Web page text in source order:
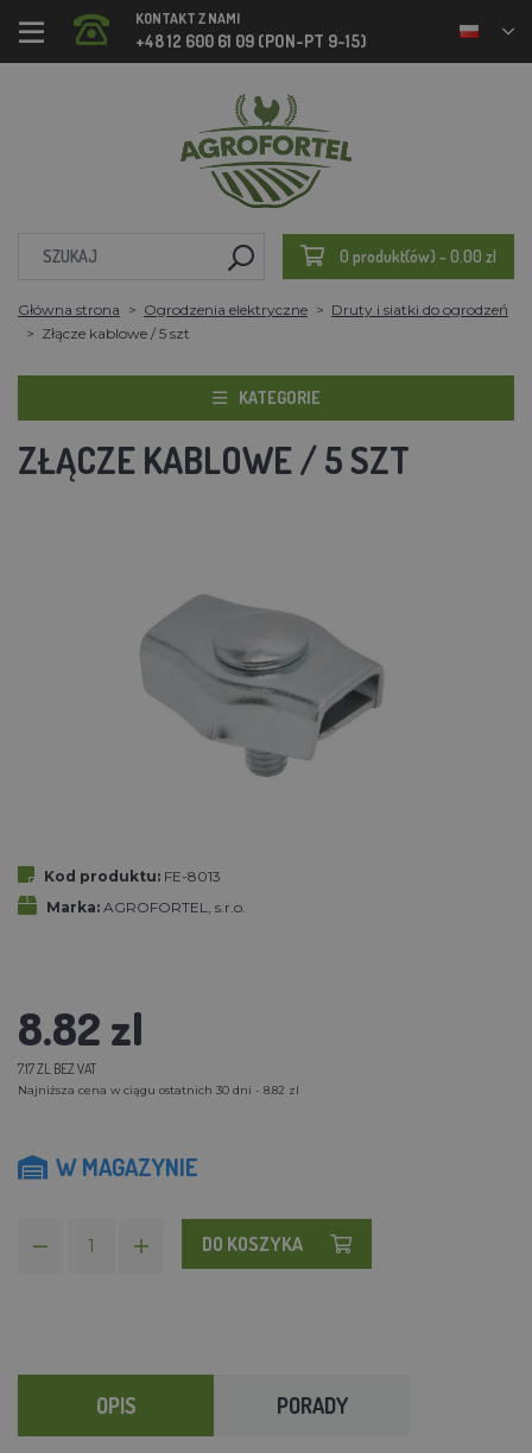
KONTAKT Z NAMI
+48 12 600 61 09 (PON-PT 9-15)
0 produkt(ów) - 0.00 zl
Główna strona Ogrodzenia elektryczne
Druty i siatki do ogrodzeń
Złącze kablowe / 5 szt
KATEGORIE
ZŁĄCZE KABLOWE / 5 SZT
Kod produktu: FE-8013
Marka: AGROFORTEL, s.r.o.
8.82 zl
7.17 ZL BEZ VAT
Najniższa cena w ciągu ostatnich 30 dni - 8.82 zl
W MAGAZYNIE
DO KOSZYKA
OPIS PORADY